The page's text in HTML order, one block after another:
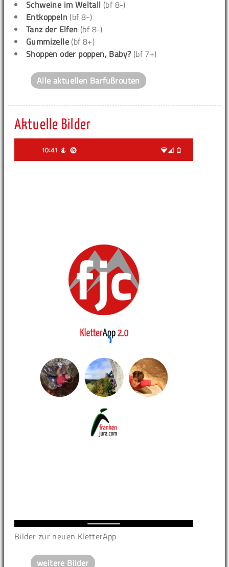
Schweine im Weltall (bf 8-)
Entkoppeln (bf 8-)
Tanz der Elfen (bf 8-)
Gummizelle (bf 8+)
Shoppen oder poppen, Baby? (bf 7+)
Alle aktuellen Barfußrouten
Aktuelle Bilder
Bilder zur neuen KletterApp
weitere Bilder